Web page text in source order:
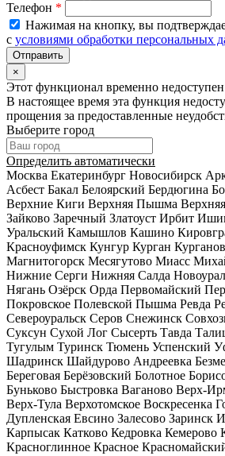
Телефон *
Нажимая на кнопку, вы
с условиями обработки персональных
×
Этот функционал временно недоступен
В настоящее время эта функция
прощения за предоставленные
Выберите город
Определить автоматически
Москва Екатеринбург Новосибирск
Асбест Бакал Белоярский Бердюгина
Верхние Киги Верхняя Пышма
Зайково Заречный Златоуст Ирбит
Уральский Камышлов Кашино
Красноуфимск Кунгур Курган
Магнитогорск Месягутово Миасс
Нижние Серги Нижняя Салда
Нягань Озёрск Орда Первомайский
Покровское Полевской Пышма Ревда
Североуральск Серов Снежинск
Суксун Сухой Лог Сысерть Тавда
Тугулым Туринск Тюмень Успенский
Шадринск Шайдурово Андреевка
Береговая Берёзовский Болотное
Буньково Быстровка Ваганово Верх-
Верх-Тула Верхотомское Воскресенка
Дупленская Евсино Залесово Заринск
Карпысак Катково Кедровка Кемерово
Красноглинное Красное